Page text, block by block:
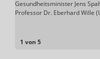
1 von 5
Gesundheitsminister Jens
Professor Dr. Eberhard Wille